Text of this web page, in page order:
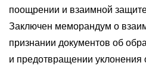
поощрении и взаимной
Заключен меморандум о
признании документов об
и предотвращении